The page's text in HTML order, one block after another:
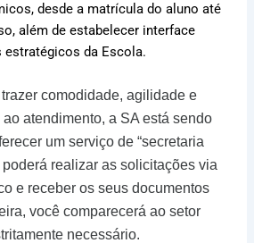
desde a matrícula do aluno até
além de estabelecer interface
da Escola.
comodidade, agilidade e
atendimento, a SA está sendo
um serviço de “secretaria
realizar as solicitações via
e receber os seus documentos
você comparecerá ao setor
necessário.